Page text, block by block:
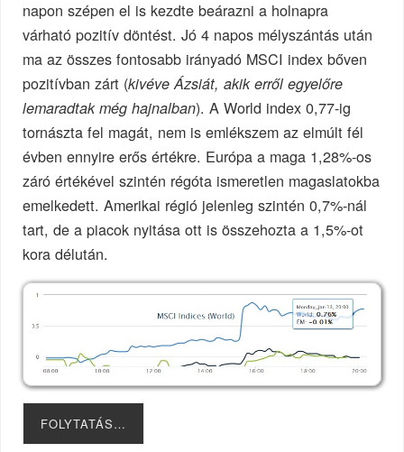
napon szépen el is kezdte beárazni a holnapra
várható pozitív döntést. Jó 4 napos mélyszántás után
ma az összes fontosabb irányadó MSCI index bőven
pozitívban zárt (kivéve Ázsiát, akik erről egyelőre
lemaradtak még hajnalban). A World index 0,77-ig
tornászta fel magát, nem is emlékszem az elmúlt fél
évben ennyire erős értékre. Európa a maga 1,28%-os
záró értékével szintén régóta ismeretlen magaslatokba
emelkedett. Amerikai régió jelenleg szintén 0,7%-nál
tart, de a piacok nyitása ott is összehozta a 1,5%-ot
kora délután.
FOLYTATÁS…